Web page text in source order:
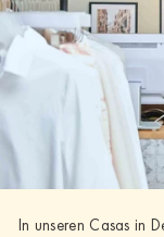
In unseren Casas in